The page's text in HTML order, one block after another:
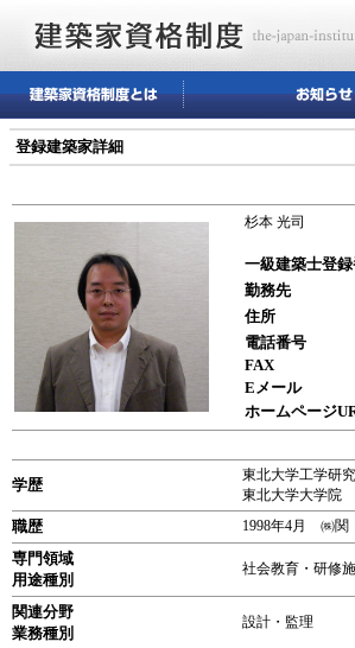
登録建築家詳細
杉本 光司
一級建築士登
勤務先
住所
電話番号
FAX
Eメール
ホームページ
学歴
東北大学工学研
東北大学
職歴 1998年4月 ㈱関
専門領域
用途種別
社会教育・研修
関連分野
業務種別
設計・監理